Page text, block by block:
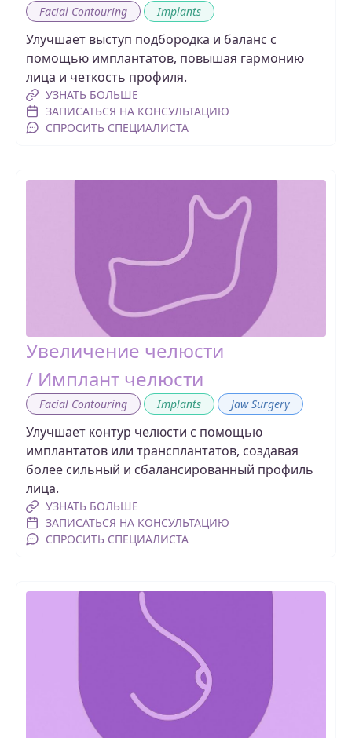
Facial Contouring Implants
Улучшает выступ подбородка и баланс с
помощью имплантатов, повышая гармонию
лица и четкость профиля.
УЗНАТЬ БОЛЬШЕ
ЗАПИСАТЬСЯ НА КОНСУЛЬТАЦИЮ
СПРОСИТЬ СПЕЦИАЛИСТА
Увеличение челюсти
/ Имплант челюсти
Facial Contouring Implants Jaw Surgery
Улучшает контур челюсти с помощью
имплантатов или трансплантатов, создавая
более сильный и сбалансированный профиль
лица.
УЗНАТЬ БОЛЬШЕ
ЗАПИСАТЬСЯ НА КОНСУЛЬТАЦИЮ
СПРОСИТЬ СПЕЦИАЛИСТА